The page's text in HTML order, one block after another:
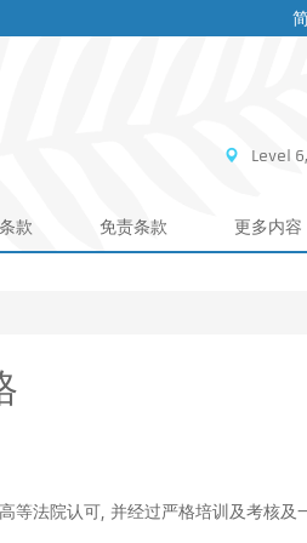
Level
款 免责条款 更多内容
等法院认可, 并经过严格培训及考核及